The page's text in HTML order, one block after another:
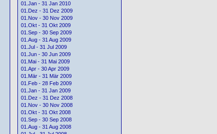
01.Jan - 31 Jan 2010
01.Dez - 31 Dez 2009
01.Nov - 30 Nov 2009
01.Okt - 31 Okt 2009
01.Sep - 30 Sep 2009
01.Aug - 31 Aug 2009
01.Jul - 31 Jul 2009
01.Jun - 30 Jun 2009
01.Mai - 31 Mai 2009
01.Apr - 30 Apr 2009
01.Mär - 31 Mär 2009
01.Feb - 28 Feb 2009
01.Jan - 31 Jan 2009
01.Dez - 31 Dez 2008
01.Nov - 30 Nov 2008
01.Okt - 31 Okt 2008
01.Sep - 30 Sep 2008
01.Aug - 31 Aug 2008